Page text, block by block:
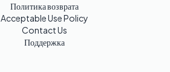
Политика возврата
Acceptable Use Policy
Contact Us
Поддержка